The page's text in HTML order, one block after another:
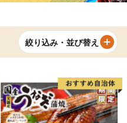
絞り込み・並び替え